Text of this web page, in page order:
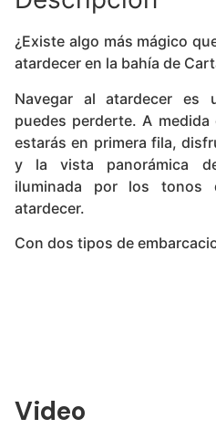
¿Existe algo más mágico
atardecer en la bahía de
Navegar al atardecer es
puedes perderte. A
estarás en primera fila,
y la vista panorámica
iluminada por los tonos
atardecer.
Con dos tipos de
Video